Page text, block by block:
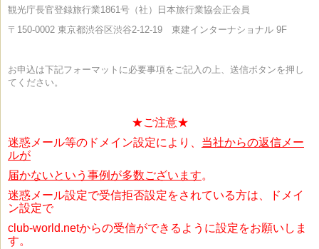
観光庁長官登録旅行業1861号（社）日本旅行業協会正会員
〒150-0002 東京都渋谷区渋谷2-12-19 東建インターナショナル 9F
お申込は下記フォーマットに必要事項をご記入の上、送信ボタンを押し
てください。
★ご注意★
迷惑メール等のドメイン設定により、 当社からの返信メー
ルが
届かないという事例が多数ございます。
迷惑メール設定で受信拒否設定をされている方は、ドメイ
ン設定で
club-world.netからの受信ができるように設定をお願いしま
す。